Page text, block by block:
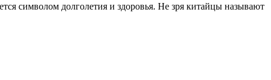
символом долголетия и здоровья. Не зря китайцы называют